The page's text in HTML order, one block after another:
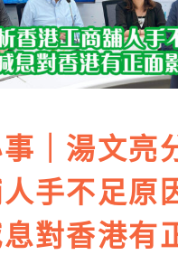
｜湯文亮
手不足原
對香港有